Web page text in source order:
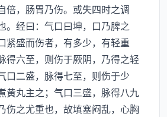
倍，肠胃乃伤。或失四时之调
。经曰：气口曰坤，口乃脾之
紧盛而伤者，有多少，有轻重
得六至，则伤于厥阴，乃得之轻
口二盛，脉得七至，则伤于少
黄丸主之；气口三盛，脉得八九
伤之尤重也，故填塞闷乱，心胸